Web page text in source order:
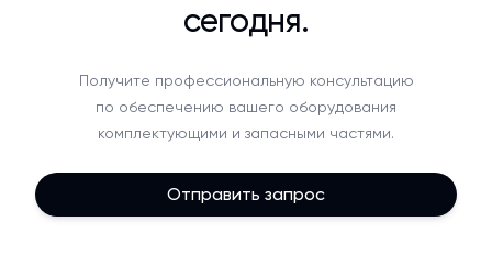
сегодня.
Получите профессиональную консультацию
по обеспечению вашего оборудования
комплектующими и запасными частями.
Отправить запрос